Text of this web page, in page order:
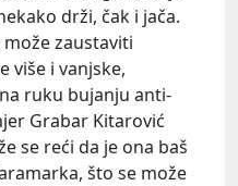
drži, čak i jača.
zaustaviti
više i vanjske,
ruku bujanju anti-
Grabar Kitarović
se reći da je ona baš
što se može